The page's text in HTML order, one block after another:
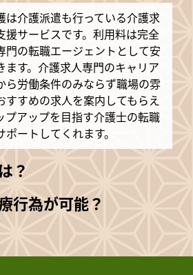
は介護派遣も行っている介護求
援サービスです。利用料は完全
門の転職エージェントとして安
ます。介護求人専門のキャリア
ら労働条件のみならず職場の雰
すすめの求人を案内してもらえ
プアップを目指す介護士の転職
ートしてくれます。
？
行為が可能？